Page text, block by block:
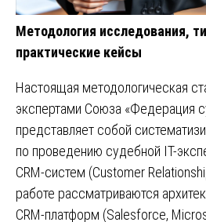
Методология исследования,
практические кейсы
Настоящая методологическая
экспертами Союза «Федерация
представляет собой
по проведению судебной IT-
CRM-систем (Customer
работе рассматриваются
CRM-платформ (Salesforce,